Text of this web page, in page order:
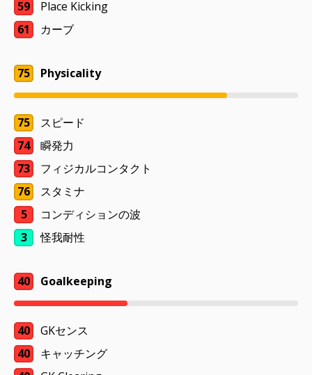
59
Place Kicking
61
カーブ
75 Physicality
75
スピード
74
瞬発力
73
フィジカルコンタクト
76
スタミナ
5
コンディションの波
3
怪我耐性
40 Goalkeeping
40
GKセンス
40
キャッチング